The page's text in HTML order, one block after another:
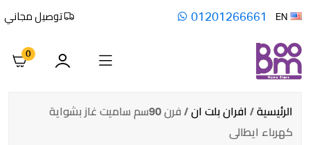
توصيل مجاني EN
01201266661
0
الرئيسية / افران بلت ان
/ فرن 90سم ساميت غاز بشواية
كهرباء ايطالى